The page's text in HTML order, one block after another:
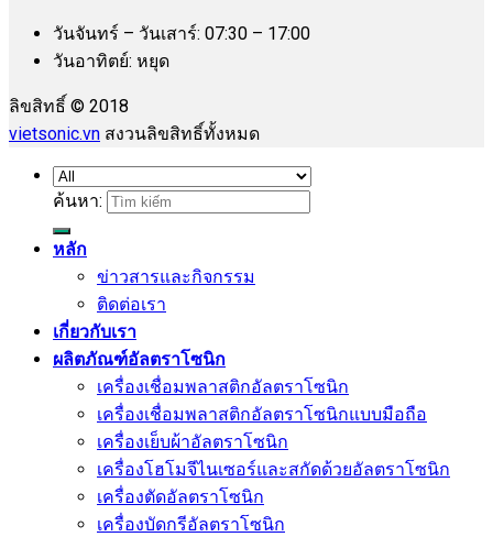
วันจันทร์ – วันเสาร์: 07:30 – 17:00
วันอาทิตย์: หยุด
ลิขสิทธิ์ © 2018
vietsonic.vn สงวนลิขสิทธิ์ทั้งหมด
ค้นหา:
หลัก
ข่าวสารและกิจกรรม
ติดต่อเรา
เกี่ยวกับเรา
ผลิตภัณฑ์อัลตราโซนิก
เครื่องเชื่อมพลาสติกอัลตราโซนิก
เครื่องเชื่อมพลาสติกอัลตราโซนิกแบบมือถือ
เครื่องเย็บผ้าอัลตราโซนิก
เครื่องโฮโมจีไนเซอร์และสกัดด้วยอัลตราโซนิก
เครื่องตัดอัลตราโซนิก
เครื่องบัดกรีอัลตราโซนิก